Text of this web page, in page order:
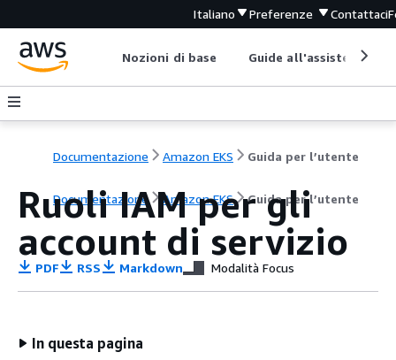
Italiano Preferenze Contattaci
Nozioni di base Guide all'assistenza
Documentazione Amazon EKS Guida per l’utente
Documentazione Amazon EKS Guida per l’utente
Ruoli IAM per gli
account di servizio
PDF RSS Markdown Modalità Focus
In questa pagina